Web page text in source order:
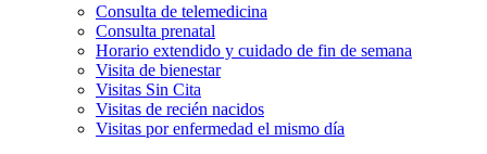
Consulta de telemedicina
Consulta prenatal
Horario extendido y cuidado de fin de semana
Visita de bienestar
Visitas Sin Cita
Visitas de recién nacidos
Visitas por enfermedad el mismo día